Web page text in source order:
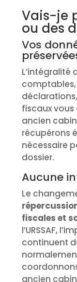
Vais-je
ou des
Vos
L’intégralité
fiscaux
ancien
récupérons
nécessaire
dossier.
Aucune
Le
fiscales et
l’URSSAF,
continuent
ancien